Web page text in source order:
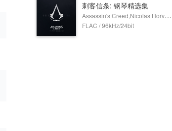
刺客信条: 钢琴精选集
Assassin's Creed,Nicolas Horvath
FLAC / 96kHz/24bit